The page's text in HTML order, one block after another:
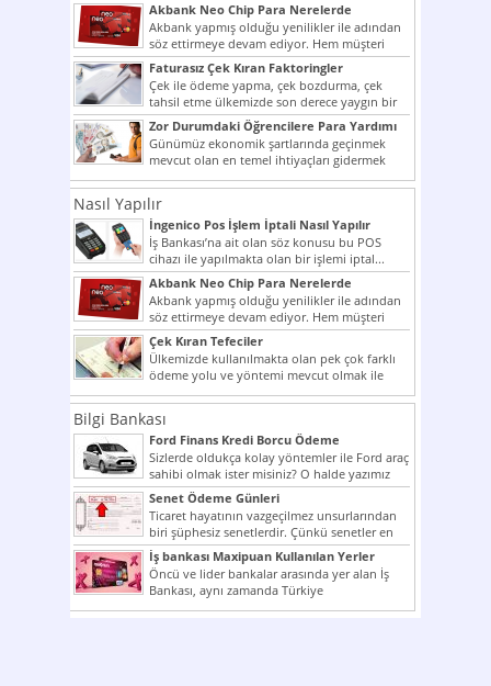
Akbank Neo Chip Para Nerelerde
Kullanılır?
Akbank yapmış olduğu yenilikler ile adından
söz ettirmeye devam ediyor. Hem müşteri
potansiyelini arttırmak hem...
Faturasız Çek Kıran Faktoringler
Çek ile ödeme yapma, çek bozdurma, çek
tahsil etme ülkemizde son derece yaygın bir
şekilde...
Zor Durumdaki Öğrencilere Para Yardımı
Günümüz ekonomik şartlarında geçinmek
mevcut olan en temel ihtiyaçları gidermek
dahi son derece zor olmak...
Nasıl Yapılır
İngenico Pos İşlem İptali Nasıl Yapılır
İş Bankası’na ait olan söz konusu bu POS
cihazı ile yapılmakta olan bir işlemi iptal...
Akbank Neo Chip Para Nerelerde
Kullanılır?
Akbank yapmış olduğu yenilikler ile adından
söz ettirmeye devam ediyor. Hem müşteri
potansiyelini arttırmak hem...
Çek Kıran Tefeciler
Ülkemizde kullanılmakta olan pek çok farklı
ödeme yolu ve yöntemi mevcut olmak ile
beraber bunlar...
Bilgi Bankası
Ford Finans Kredi Borcu Ödeme
Sizlerde oldukça kolay yöntemler ile Ford araç
sahibi olmak ister misiniz? O halde yazımız
ilginizi...
Senet Ödeme Günleri
Ticaret hayatının vazgeçilmez unsurlarından
biri şüphesiz senetlerdir. Çünkü senetler en
çok kullanılan ödeme araçlarıdır. Taksitler...
İş bankası Maxipuan Kullanılan Yerler
Öncü ve lider bankalar arasında yer alan İş
Bankası, aynı zamanda Türkiye
Cumhuriyeti’nin ilk milli...